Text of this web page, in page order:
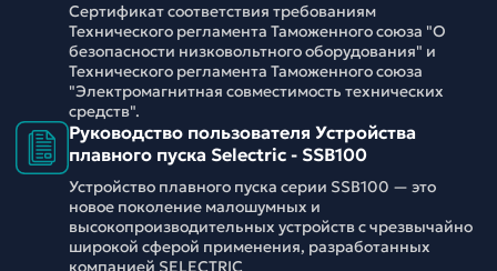
Сертификат соответствия требованиям
Технического регламента Таможенного союза "О
безопасности низковольтного оборудования" и
Технического регламента Таможенного союза
"Электромагнитная совместимость технических
средств".
Руководство пользователя Устройства
плавного пуска Selectric - SSB100
Устройство плавного пуска серии SSB100 — это
новое поколение малошумных и
высокопроизводительных устройств с чрезвычайно
широкой сферой применения, разработанных
компанией SELECTRIC